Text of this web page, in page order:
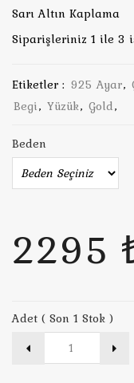
Sarı Altın Kaplama
Siparişleriniz 1 ile 3
Etiketler : 925 Ayar,
Begi, Yüzük, Gold,
Beden
2295
Adet ( Son 1 Stok )